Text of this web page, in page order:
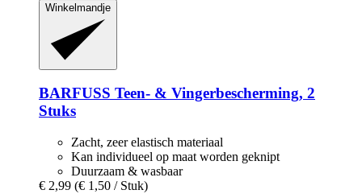
Winkelmandje
BARFUSS Teen-​ & Vingerbescherming, 2
Stuks
Zacht, zeer elastisch materiaal
Kan individueel op maat worden geknipt
Duurzaam & wasbaar
€ 2,99 (€ 1,50 / Stuk)